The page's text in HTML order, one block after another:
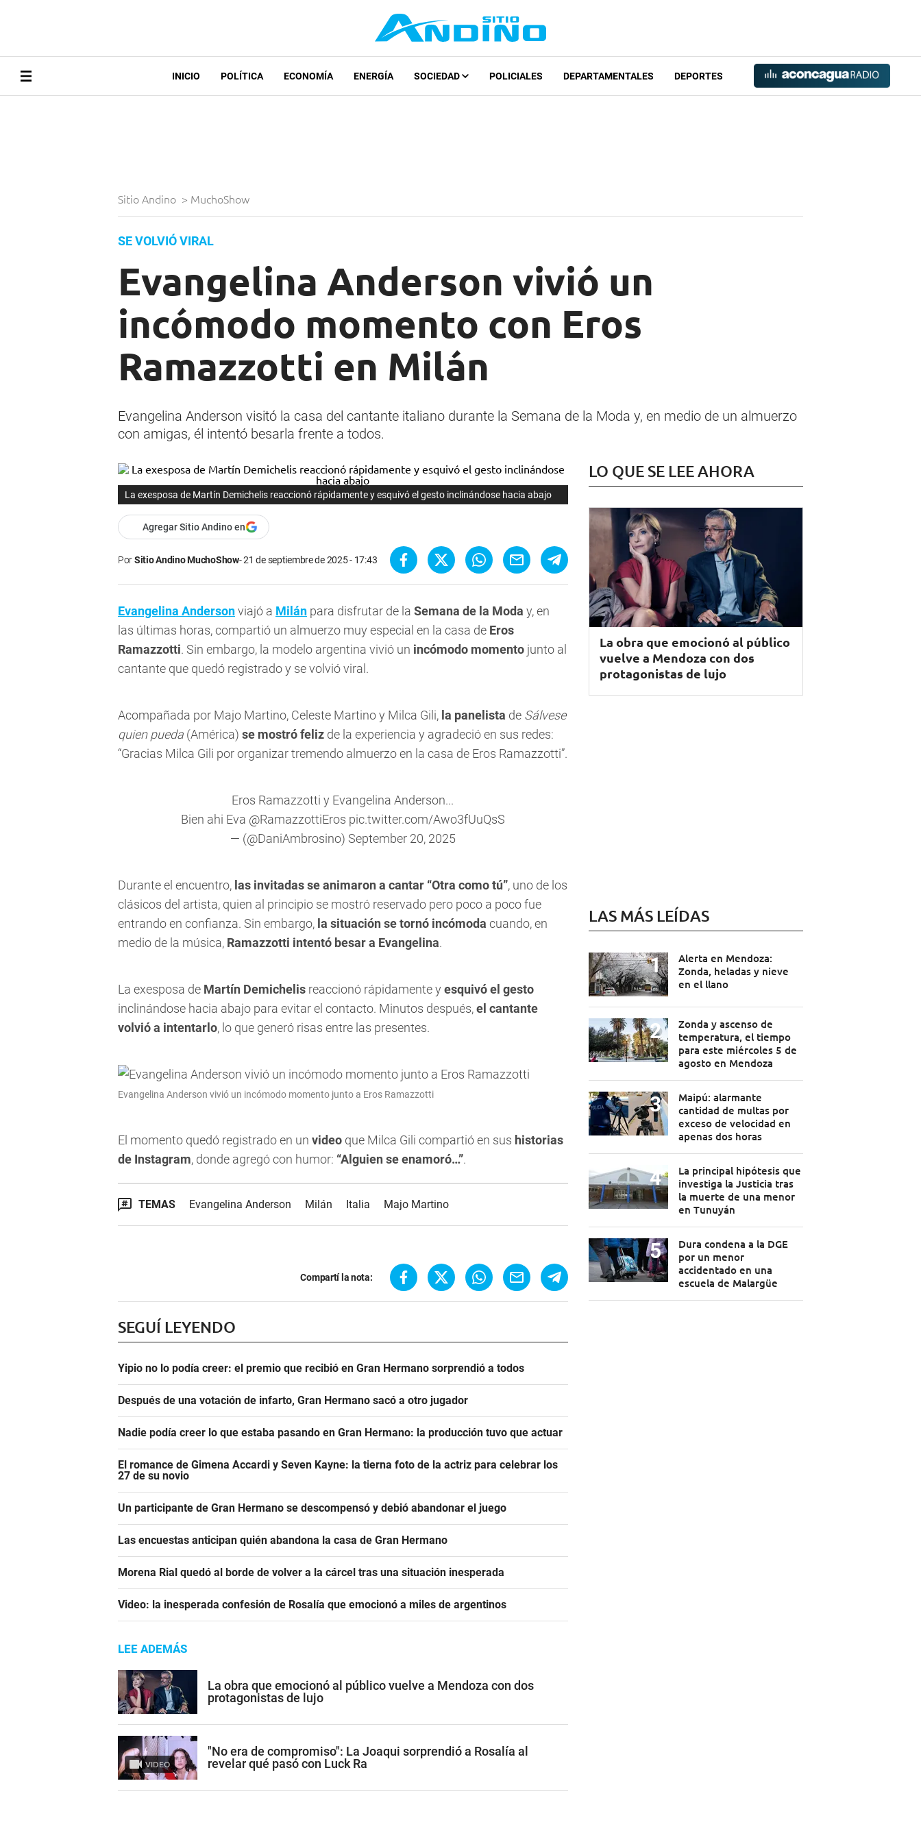
INICIO POLÍTICA ECONOMÍA ENERGÍA SOCIEDAD POLICIALES DEPARTAMENTALES DEPORTES
Sitio Andino > MuchoShow
SE VOLVIÓ VIRAL
Evangelina Anderson vivió un
incómodo momento con Eros
Ramazzotti en Milán
Evangelina Anderson visitó la casa del cantante italiano durante la Semana de la Moda y, en medio de un almuerzo
con amigas, él intentó besarla frente a todos.
La exesposa de Martín Demichelis reaccionó rápidamente y esquivó el gesto inclinándose hacia abajo
Agregar Sitio Andino en
PorSitio Andino MuchoShow 21 de septiembre de 2025 - 17:43
Evangelina Andersonviajó a Milán para disfrutar de la Semana de la Moda y, en
las últimas horas, compartió un almuerzo muy especial en la casa de Eros
Ramazzotti. Sin embargo, la modelo argentina vivió un incómodo momento junto al
cantante que quedó registrado y se volvió viral.
Acompañada por Majo Martino, Celeste Martino y Milca Gili, la panelista de Sálvese
quien pueda (América) se mostró feliz de la experiencia y agradeció en sus redes:
“Gracias Milca Gili por organizar tremendo almuerzo en la casa de Eros Ramazzotti”.
Eros Ramazzotti y Evangelina Anderson...
Bien ahi Eva @RamazzottiEros pic.twitter.com/Awo3fUuQsS
— (@DaniAmbrosino) September 20, 2025
Durante el encuentro, las invitadas se animaron a cantar “Otra como tú”, uno de los
clásicos del artista, quien al principio se mostró reservado pero poco a poco fue
entrando en confianza. Sin embargo, la situación se tornó incómoda cuando, en
medio de la música, Ramazzotti intentó besar a Evangelina.
La exesposa de Martín Demichelis reaccionó rápidamente y esquivó el gesto
inclinándose hacia abajo para evitar el contacto. Minutos después,el cantante
volvió a intentarlo, lo que generó risas entre las presentes.
Evangelina Anderson vivió un incómodo momento junto a Eros Ramazzotti
El momento quedó registrado en un video que Milca Gili compartió en sus historias
de Instagram, donde agregó con humor: “Alguien se enamoró…”.
TEMAS Evangelina Anderson Milán Italia Majo Martino
Compartí la nota:
SEGUÍ LEYENDO
Yipio no lo podía creer: el premio que recibió en Gran Hermano sorprendió a todos
Después de una votación de infarto, Gran Hermano sacó a otro jugador
Nadie podía creer lo que estaba pasando en Gran Hermano: la producción tuvo que actuar
El romance de Gimena Accardi y Seven Kayne: la tierna foto de la actriz para celebrar los
27 de su novio
Un participante de Gran Hermano se descompensó y debió abandonar el juego
Las encuestas anticipan quién abandona la casa de Gran Hermano
Morena Rial quedó al borde de volver a la cárcel tras una situación inesperada
Video: la inesperada confesión de Rosalía que emocionó a miles de argentinos
LEE ADEMÁS
La obra que emocionó al público vuelve a Mendoza con dos
protagonistas de lujo
VIDEO
"No era de compromiso": La Joaqui sorprendió a Rosalía al
revelar qué pasó con Luck Ra
LO QUE SE LEE AHORA
La obra que emocionó al público
vuelve a Mendoza con dos
protagonistas de lujo
LAS MÁS LEÍDAS
Alerta en Mendoza:
Zonda, heladas y nieve
en el llano
Zonda y ascenso de
temperatura, el tiempo
para este miércoles 5 de
agosto en Mendoza
Maipú: alarmante
cantidad de multas por
exceso de velocidad en
apenas dos horas
La principal hipótesis que
investiga la Justicia tras
la muerte de una menor
en Tunuyán
Dura condena a la DGE
por un menor
accidentado en una
escuela de Malargüe